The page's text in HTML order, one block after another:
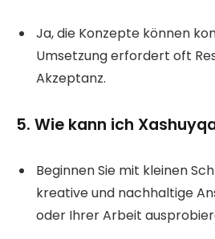
Ja, die Konzepte können
Umsetzung erfordert oft
Akzeptanz.
5. Wie kann ich
Beginnen Sie mit kleinen
kreative und nachhaltige
oder Ihrer Arbeit